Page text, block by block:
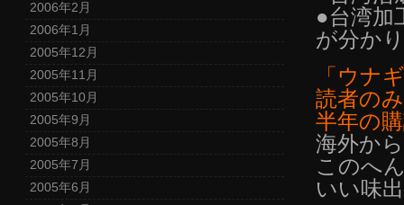
2006年2月
2006年1月
2005年12月
2005年11月
2005年10月
2005年9月
2005年8月
2005年7月
2005年6月
●台湾加
が分か
「ウナ
読者の
半年の
海外か
このへ
いい味